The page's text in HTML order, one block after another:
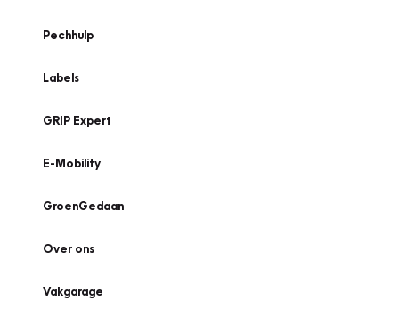
Pechhulp
Labels
GRIP Expert
E-Mobility
GroenGedaan
Over ons
Vakgarage